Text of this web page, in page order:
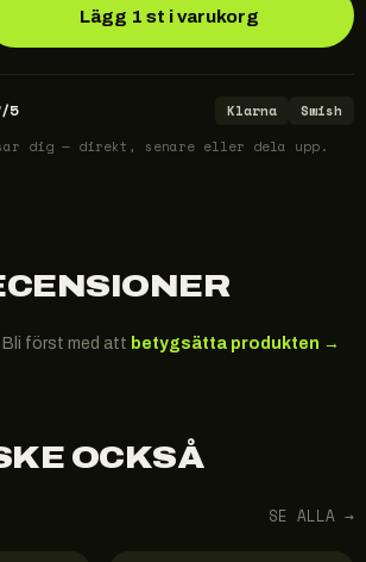
Lägg 1 st i varukorg
5 Klarna
Swish
dig — direkt, senare eller dela upp.
Bli först med att betygsätta produkten →
OCKSÅ
SE ALLA →